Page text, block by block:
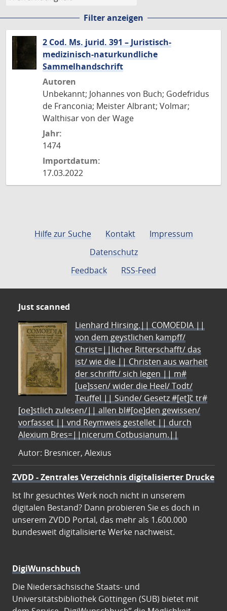
Filter anzeigen
2 Cod. Ms. jurid. 391 – Juristisch-
medizinisch-naturkundliche
Sammelhandschrift
Autoren
Unbekannt; Johannes von Buch; Godefridus
de Franconia; Meister Albrant; Volmar;
Walthisar von der Wage
Jahr:
1474
Importdatum:
17.03.2022
Hilfe zur Suche Kontakt
Impressum
Datenschutz
Feedback
RSS-Feed
Just scanned
Lienhard Hirsing.|| COMOEDIA ||
von dem geystlichen kampff/
Christ=||licher Ritterschafft/ das
ist/ wie die || Christen aus warheit
der schrifft/ sich legen || m#
[ue]ssen/ wider die Heel/ Todt/
Teuffel || Sünde/ Gesetz #[et]c̃ tr#
[oe]stlich zulesen/|| allen bl#[oe]den gewissen/
vorfasset || vnd Reymweis gestellet || durch
Alexium Bres=||nicerum Cotbusianum.||
Autor: Bresnicer, Alexius
ZVDD - Zentrales Verzeichnis digitalisierter Drucke
Ist Ihr gesuchtes Werk noch nicht in unserem
digitalen Bestand? Dann probieren Sie es doch in
unserem ZVDD Portal, das mehr als 1.600.000
bundesweit digitalisierte Werke nachweist.
DigiWunschbuch
Die Niedersächsische Staats- und
Universitätsbibliothek Göttingen (SUB) bietet mit